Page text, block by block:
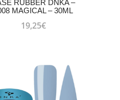
RUBBER DNKA –
MAGICAL – 30ML
19,25€